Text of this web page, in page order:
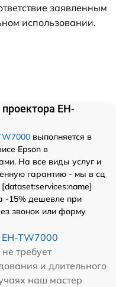
заявленным
использовании.
EH-
выполняется в
Epson в
На все виды услуг и
гарантию - мы в сц
-15% дешевле при
звонок или форму
TW7000
требует
и длительного
наш мастер